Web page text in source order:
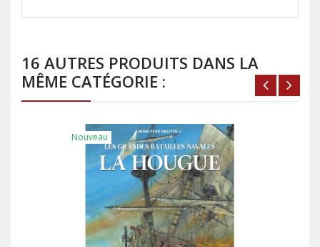
16 AUTRES PRODUITS DANS LA
MÊME CATÉGORIE :
Nouveau